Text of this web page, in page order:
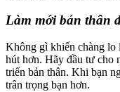
Làm mới bản thân
Không gì khiến chàng lo
hút hơn. Hãy đầu tư cho
triển bản thân. Khi bạn
trân trọng bạn hơn.